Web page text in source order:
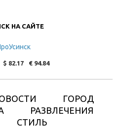
НА САЙТЕ
82.17 94.84
ГОРОД
РАЗВЛЕЧЕНИЯ
СТИЛЬ